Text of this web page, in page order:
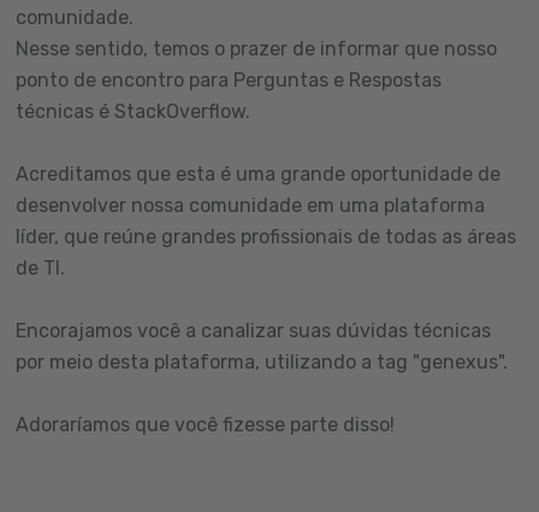
comunidade.
Nesse sentido, temos o prazer de informar que nosso
ponto de encontro para Perguntas e Respostas
técnicas é StackOverflow.
Acreditamos que esta é uma grande oportunidade de
desenvolver nossa comunidade em uma plataforma
líder, que reúne grandes profissionais de todas as áreas
de TI.
Encorajamos você a canalizar suas dúvidas técnicas
por meio desta plataforma, utilizando a tag "genexus".
Adoraríamos que você fizesse parte disso!